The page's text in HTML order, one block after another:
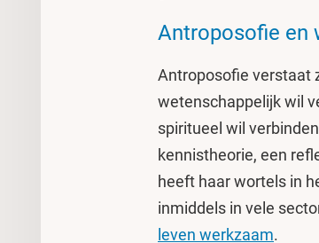
Antroposofie en
Antroposofie verstaat
wetenschappelijk wil
spiritueel wil
kennistheorie, een
heeft haar wortels in
inmiddels in vele
leven werkzaam.